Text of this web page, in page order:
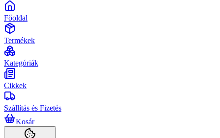
Főoldal
Termékek
Kategóriák
Cikkek
Szállítás és Fizetés
Kosár